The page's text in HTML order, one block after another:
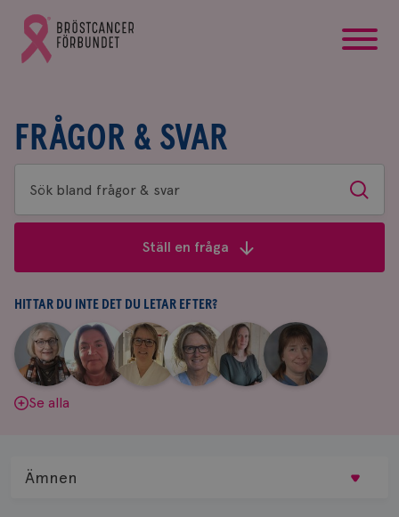
Gå
till
Bröstcancerförbundets
FRÅGOR & SVAR
Sök
bland
&
svar
Sök
Ställ en fråga
HITTAR DU INTE DET DU LETAR EFTER?
Aina
Johnsson
|
Anne
Andersson
Fredrika
Killander
|
Jeanette
Bäcklund
|
Maria
Edegran
|
Yvette
Andersson
Se alla
Ämnen